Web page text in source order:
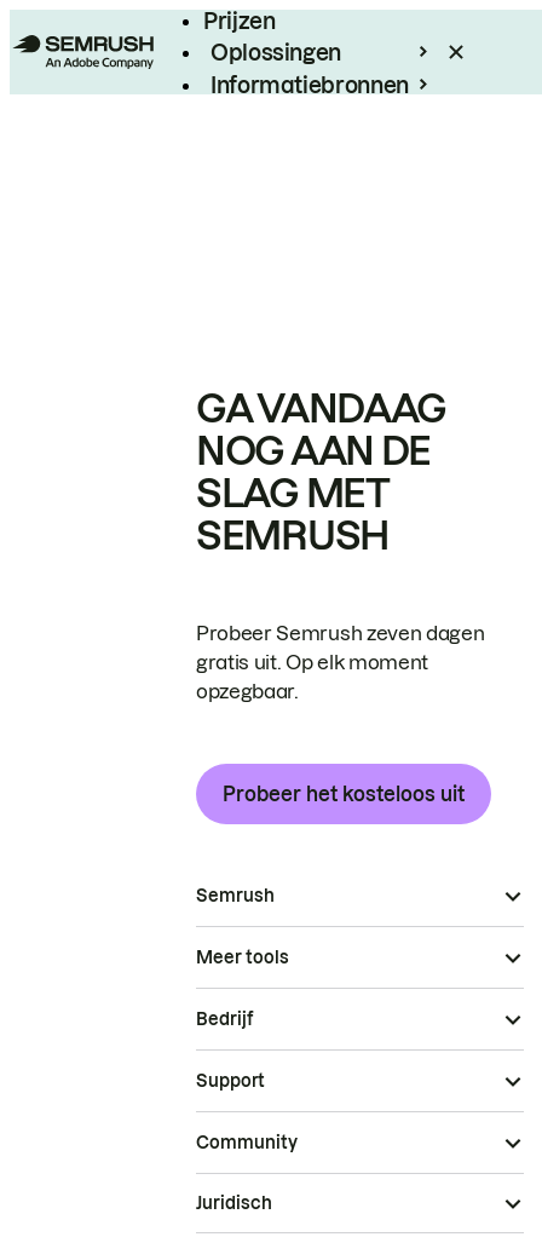
Prijzen
Oplossingen
Informatiebronnen
GA VANDAAG
NOG AAN DE
SLAG MET
SEMRUSH
Probeer Semrush zeven dagen
gratis uit. Op elk moment
opzegbaar.
Probeer het kosteloos uit
Semrush
Meer tools
Bedrijf
Support
Community
Juridisch